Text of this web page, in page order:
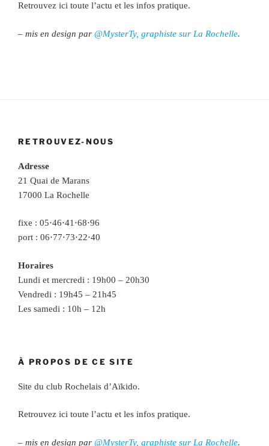
Retrouvez ici toute l’actu et les infos pratique.
– mis en design par @MysterTy, graphiste sur La Rochelle.
RETROUVEZ-NOUS
Adresse
21 Quai de Marans
17000 La Rochelle
fixe : 05⋅46⋅41⋅68⋅96
port : 06⋅77⋅73⋅22⋅40
Horaires
Lundi et mercredi : 19h00 – 20h30
Vendredi : 19h45 – 21h45
Les samedi : 10h – 12h
À PROPOS DE CE SITE
Site du club Rochelais d’Aïkido.
Retrouvez ici toute l’actu et les infos pratique.
– mis en design par @MysterTy, graphiste sur La Rochelle.